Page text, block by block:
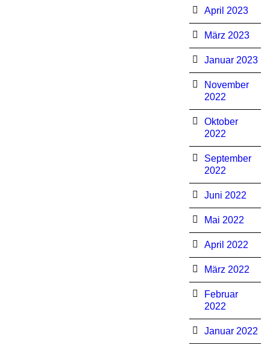
April 2023
März 2023
Januar 2023
November
2022
Oktober
2022
September
2022
Juni 2022
Mai 2022
April 2022
März 2022
Februar
2022
Januar 2022